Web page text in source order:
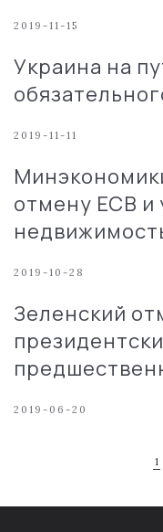
2019-11-15
Украина на
2019-11-11
отмену ЕСВ и
2019-10-28
Зеленский
2019-06-20
1